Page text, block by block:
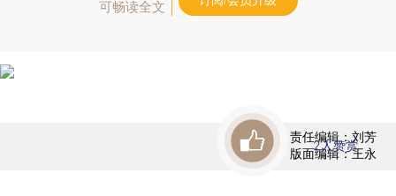
可畅读全文
责任编辑：刘芳
版面编辑：王永
2人赞赏